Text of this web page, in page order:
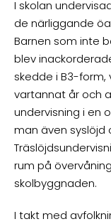
I skolan
de närliggande
Barnen som inte
blev
skedde i B3-
vartannat år och
undervisning i en
man även syslöjd
rum på
skolbyggnaden.
I takt med